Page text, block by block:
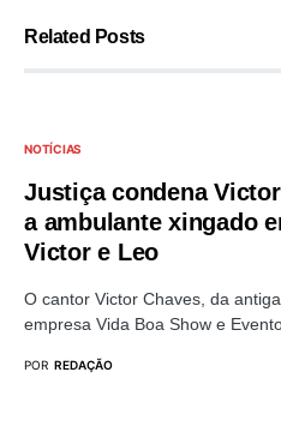
Related Posts
NOTÍCIAS
Justiça condena
a ambulante xingado
Victor e Leo
O cantor Victor Chaves, da
empresa Vida Boa Show e
POR REDAÇÃO